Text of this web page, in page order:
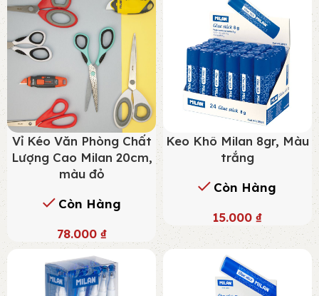
Vỉ Kéo Văn Phòng Chất
Lượng Cao Milan 20cm,
màu đỏ
Còn Hàng
78.000 ₫
Keo Khô Milan 8gr, Màu
trắng
Còn Hàng
15.000₫